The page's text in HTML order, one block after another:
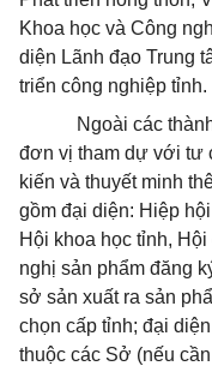
Khoa học và Công
diện Lãnh đạo Trung
triển công nghiệp tỉnh.
Ngoài các
đơn vị tham dự với tư
kiến và thuyết minh
gồm đại diện: Hiệp
Hội khoa học tỉnh,
nghị sản phẩm đăng
sở sản xuất ra sản
chọn cấp tỉnh; đại
thuộc các Sở (nếu